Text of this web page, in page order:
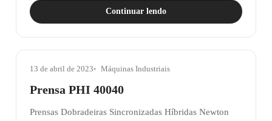
Continuar lendo
13 de abril de 2023 Máquinas Industriais
Prensa PHI 40040
Prensas Dobradeiras Sincronizadas Híbridas Newton